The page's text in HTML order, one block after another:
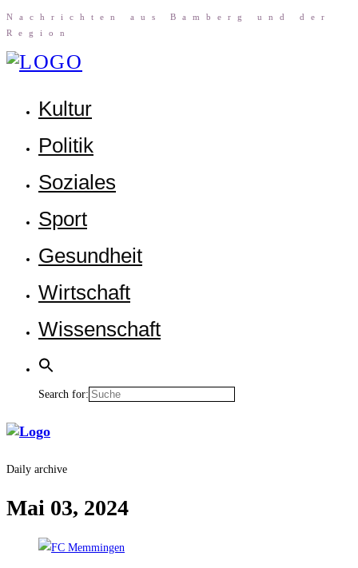
Nach­rich­ten aus Bam­berg und der
Region
Kul­tur
Poli­tik
Sozia­les
Sport
Gesund­heit
Wirt­schaft
Wis­sen­schaft
Search for:
Daily archive
Mai 03, 2024